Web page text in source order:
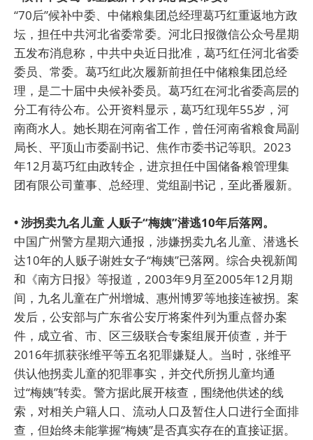
“70后”候补中委、中储粮集团总经理葛巧红重返地方政
坛，担任中共河北省委常委。河北日报微信公众号星期
五发布消息称，中共中央近日批准，葛巧红任河北省委
委员、常委。葛巧红此次履新前担任中储粮集团总经
理，是二十届中央候补委员。葛巧红在河北省委高层的
分工有待公布。公开资料显示，葛巧红现年55岁，河
南商水人。她长期在河南省工作，曾任河南省粮食局副
局长、平顶山市委副书记、焦作市委书记等职。2023
年12月葛巧红由政转企，进京担任中国储备粮管理集
团有限公司董事、总经理、党组副书记，至此番履新。
• 涉拐卖九名儿童 人贩子“梅姨”潜逃10年后落网。
中国广州警方星期六通报，涉嫌拐卖九名儿童、潜逃长
达10年的人贩子谢姓女子“梅姨”已落网。综合央视新闻
和《南方日报》等报道，2003年9月至2005年12月期
间，九名儿童在广州增城、惠州博罗等地接连被拐。案
发后，公安部与广东省公安厅将案件列为重点督办案
件，成立省、市、区三级联合专案组展开侦查，并于
2016年抓获张维平等五名犯罪嫌疑人。当时，张维平
供认他拐卖儿童的犯罪事实，并交代所拐儿童均通
过“梅姨”转卖。警方据此展开核查，围绕他供述的线
索，对相关户籍人口、流动人口及暂住人口进行全面排
查，但始终未能掌握“梅姨”是否真实存在的直接证据。